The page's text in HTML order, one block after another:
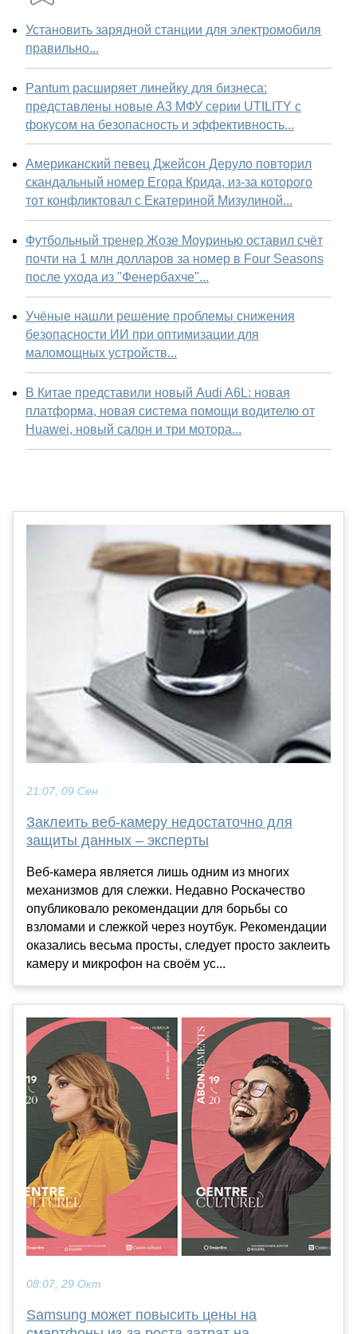
Установить зарядной станции для электромобиля
правильно...
Pantum расширяет линейку для бизнеса:
представлены новые А3 МФУ серии UTILITY с
фокусом на безопасность и эффективность...
Американский певец Джейсон Деруло повторил
скандальный номер Егора Крида, из-за которого
тот конфликтовал с Екатериной Мизулиной...
Футбольный тренер Жозе Моуринью оставил счёт
почти на 1 млн долларов за номер в Four Seasons
после ухода из "Фенербахче"...
Учёные нашли решение проблемы снижения
безопасности ИИ при оптимизации для
маломощных устройств...
В Китае представили новый Audi A6L: новая
платформа, новая система помощи водителю от
Huawei, новый салон и три мотора...
21:07, 09 Сен
Заклеить веб-камеру недостаточно для
защиты данных – эксперты
Веб-камера является лишь одним из многих
механизмов для слежки. Недавно Роскачество
опубликовало рекомендации для борьбы со
взломами и слежкой через ноутбук. Рекомендации
оказались весьма просты, следует просто заклеить
камеру и микрофон на своём ус...
08:07, 29 Окт
Samsung может повысить цены на